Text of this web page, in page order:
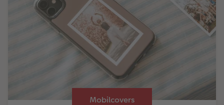
Mobilcovers